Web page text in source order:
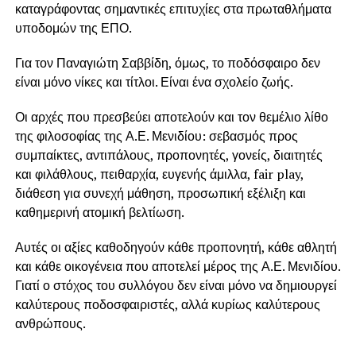
καταγράφοντας σημαντικές επιτυχίες στα πρωταθλήματα
υποδομών της ΕΠΟ.
Για τον Παναγιώτη Σαββίδη, όμως, το ποδόσφαιρο δεν
είναι μόνο νίκες και τίτλοι. Είναι ένα σχολείο ζωής.
Οι αρχές που πρεσβεύει αποτελούν και τον θεμέλιο λίθο
της φιλοσοφίας της Α.Ε. Μενιδίου: σεβασμός προς
συμπαίκτες, αντιπάλους, προπονητές, γονείς, διαιτητές
και φιλάθλους, πειθαρχία, ευγενής άμιλλα, fair play,
διάθεση για συνεχή μάθηση, προσωπική εξέλιξη και
καθημερινή ατομική βελτίωση.
Αυτές οι αξίες καθοδηγούν κάθε προπονητή, κάθε αθλητή
και κάθε οικογένεια που αποτελεί μέρος της Α.Ε. Μενιδίου.
Γιατί ο στόχος του συλλόγου δεν είναι μόνο να δημιουργεί
καλύτερους ποδοσφαιριστές, αλλά κυρίως καλύτερους
ανθρώπους.